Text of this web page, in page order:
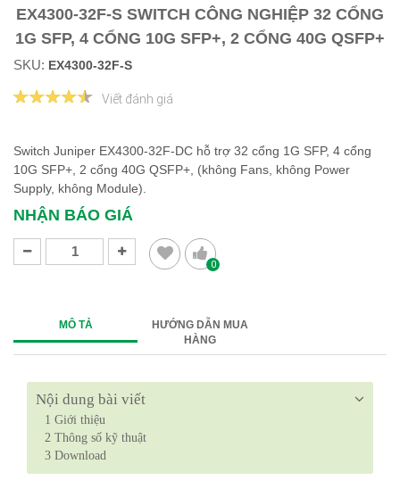
EX4300-32F-S SWITCH CÔNG NGHIỆP 32 CỔNG
1G SFP, 4 CỔNG 10G SFP+, 2 CỔNG 40G QSFP+
SKU: EX4300-32F-S
Viết đánh giá
Switch Juniper EX4300-32F-DC​​​​ hỗ trợ 32 cổng 1G SFP, 4 cổng
10G SFP+, 2 cổng 40G QSFP+, (không Fans, không Power
Supply, không Module).
NHẬN BÁO GIÁ
0
MÔ TẢ
HƯỚNG DẪN MUA
HÀNG
Nội dung bài viết
1 Giới thiệu
2 Thông số kỹ thuật
3 Download